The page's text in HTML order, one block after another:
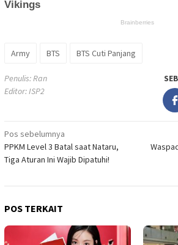
Army BTS BTS Cuti Panjang
Penulis: Ran
Editor: ISP2
Navigasi
pos
Pos sebelumnya
PPKM Level 3 Batal saat Nataru,
Tiga Aturan Ini Wajib Dipatuhi!
POS TERKAIT